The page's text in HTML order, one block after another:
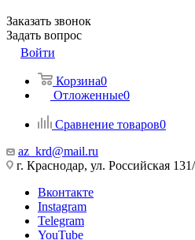
Заказать звонок
Задать вопрос
Войти
Корзина0
Отложенные0
Сравнение товаров0
az_krd@mail.ru
г. Краснодар, ул. Российская
Вконтакте
Instagram
Telegram
YouTube